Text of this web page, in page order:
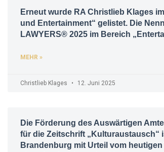
Erneut wurde RA Christlieb Klages
und Entertainment“ gelistet. Die
LAWYERS® 2025 im Bereich
MEHR »
Christlieb Klages 12. Juni 2025
Die Förderung des Auswärtigen
für die Zeitschrift „Kulturaustausch“
Brandenburg mit Urteil vom